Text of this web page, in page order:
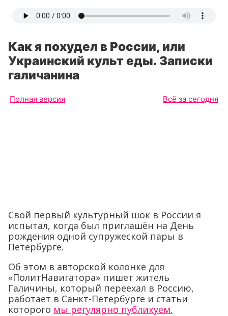
Как я похудел в России, или
Украинский культ еды. Записки
галичанина
Полная версия Всё за сегодня
Свой первый культурный шок в России я
испытал, когда был приглашён на День
рождения одной супружеской пары в
Петербурге.
Об этом в авторской колонке для
«ПолитНавигатора» пишет житель
Галичины, который переехал в Россию,
работает в Санкт-Петербурге и статьи
которого мы регулярно публикуем.